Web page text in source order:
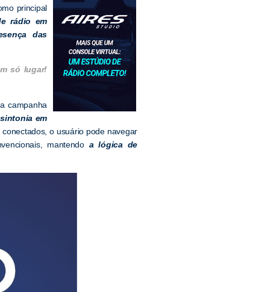
principal
rádio em
das
só lugar!
campanha
em
o usuário pode navegar
mantendo a lógica de